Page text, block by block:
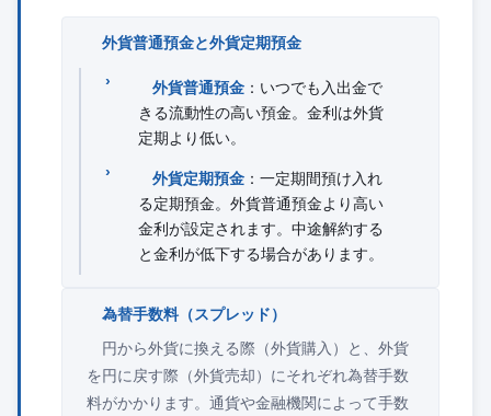
外貨普通預金と外貨定期預金
外貨普通預金 ：いつでも入出金で
きる流動性の高い預金。金利は外貨
定期より低い。
外貨定期預金 ：一定期間預け入れ
る定期預金。外貨普通預金より高い
金利が設定されます。中途解約する
と金利が低下する場合があります。
為替手数料（スプレッド）
円から外貨に換える際（外貨購入）と、外貨
を円に戻す際（外貨売却）にそれぞれ為替手数
料がかかります。通貨や金融機関によって手数